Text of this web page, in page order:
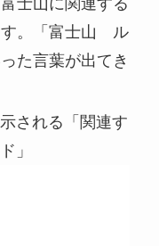
す。「富士山 ル
た言葉が出てき
される「関連す
」